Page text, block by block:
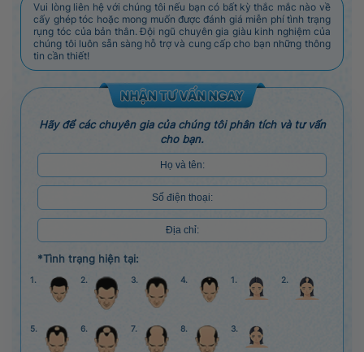
Vui lòng liên hệ với chúng tôi nếu bạn có bất kỳ thắc mắc nào về
cấy ghép tóc hoặc mong muốn được đánh giá miễn phí tình trạng
rụng tóc của bản thân. Đội ngũ chuyên gia giàu kinh nghiệm của
chúng tôi luôn sẵn sàng hỗ trợ và cung cấp cho bạn những thông
tin cần thiết!
Hãy để các chuyên gia của chúng tôi phân tích và tư vấn
cho bạn.
*Tình trạng hiện tại:
1. 2. 3. 4. 1. 2.
5. 6. 7. 8. 3.